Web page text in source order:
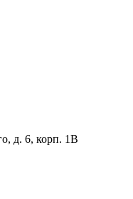
д. 6, корп. 1В